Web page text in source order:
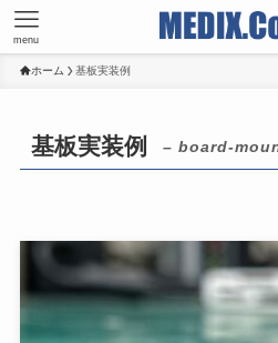
menu
ホーム 基板実装例
基板実装例 – board-